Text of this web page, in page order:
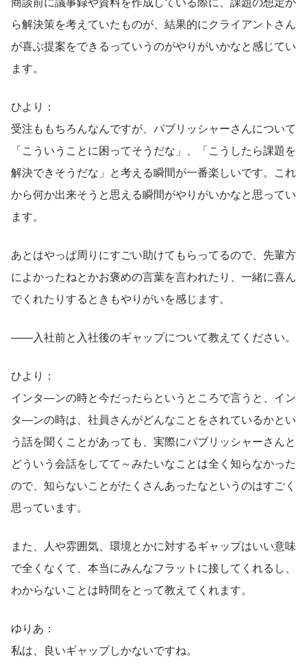
ら解決策を考えていたものが、結果的にクライアントさん
が喜ぶ提案をできるっていうのがやりがいかなと感じてい
ます。
ひより：
受注ももちろんなんですが、パブリッシャーさんについて
「こういうことに困ってそうだな」、「こうしたら課題を
解決できそうだな」と考える瞬間が一番楽しいです。これ
から何か出来そうと思える瞬間がやりがいかなと思ってい
ます。
あとはやっぱ周りにすごい助けてもらってるので、先輩方
によかったねとかお褒めの言葉を言われたり、一緒に喜ん
でくれたりするときもやりがいを感じます。
——入社前と入社後のギャップについて教えてください。
ひより：
インタ―ンの時と今だったらというところで言うと、イン
タ―ンの時は、社員さんがどんなことをされているかとい
う話を聞くことがあっても、実際にパブリッシャーさんと
どういう会話をしてて～みたいなことは全く知らなかった
ので、知らないことがたくさんあったなというのはすごく
思っています。
また、人や雰囲気、環境とかに対するギャップはいい意味
で全くなくて、本当にみんなフラットに接してくれるし、
わからないことは時間をとって教えてくれます。
ゆりあ：
私は、良いギャップしかないですね。